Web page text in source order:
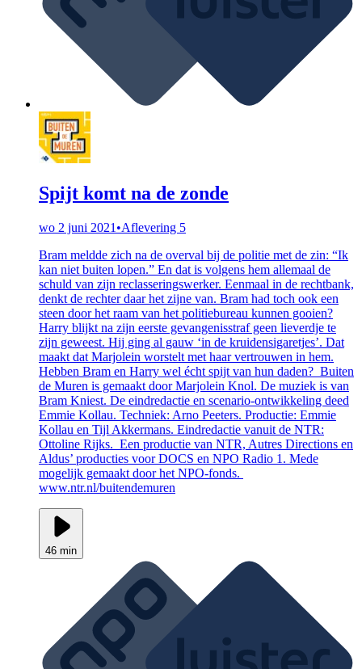
Spijt komt na de zonde
wo 2 juni 2021 •Aflevering 5
Bram meldde zich na de overval bij de politie met de zin: “Ik
kan niet buiten lopen.” En dat is volgens hem allemaal de
schuld van zijn reclasseringswerker. Eenmaal in de rechtbank,
denkt de rechter daar het zijne van. Bram had toch ook een
steen door het raam van het politiebureau kunnen gooien?
Harry blijkt na zijn eerste gevangenisstraf geen lieverdje te
zijn geweest. Hij ging al gauw ‘in de kruidensigaretjes’. Dat
maakt dat Marjolein worstelt met haar vertrouwen in hem.
Hebben Bram en Harry wel écht spijt van hun daden? Buiten
de Muren is gemaakt door Marjolein Knol. De muziek is van
Bram Kniest. De eindredactie en scenario-ontwikkeling deed
Emmie Kollau. Techniek: Arno Peeters. Productie: Emmie
Kollau en Tijl Akkermans. Eindredactie vanuit de NTR:
Ottoline Rijks. Een productie van NTR, Autres Directions en
Aldus’ producties voor DOCS en NPO Radio 1. Mede
mogelijk gemaakt door het NPO-fonds.
www.ntr.nl/buitendemuren
46 min